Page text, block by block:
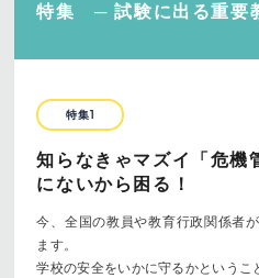
特集 ─ 試験に出る重要
特集1
知らなきゃマズイ「危機
にないから困る！
今、全国の教員や教育行政関係者
ます。
学校の安全をいかに守るかというこ